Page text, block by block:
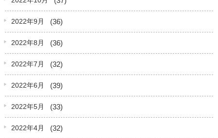
2022年9月 (36)
2022年8月 (36)
2022年7月 (32)
2022年6月 (39)
2022年5月 (33)
2022年4月 (32)